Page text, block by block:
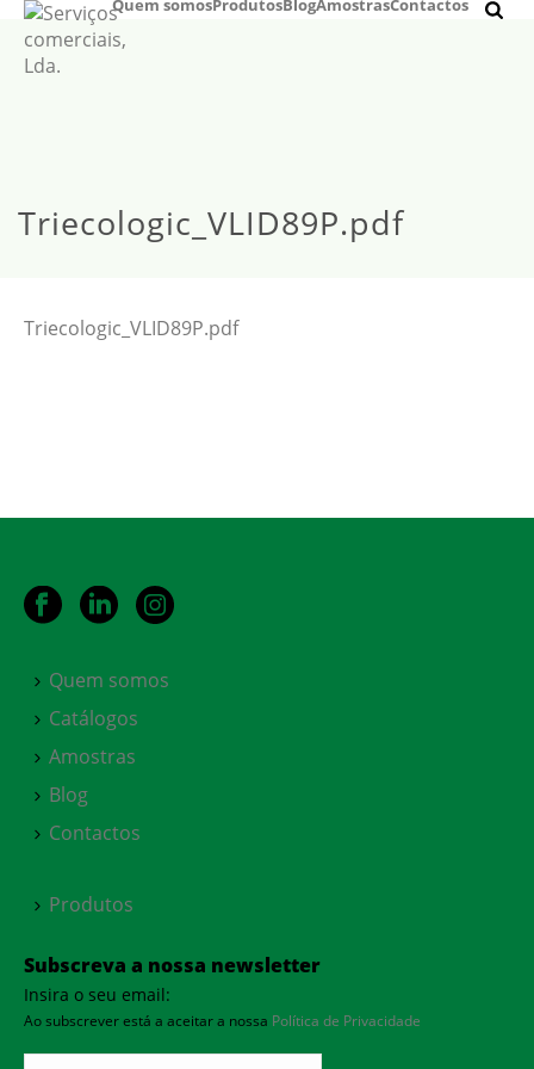
Quem somosProdutosBlogAmostrasContactos
Triecologic_VLID89P.pdf
Triecologic_VLID89P.pdf
Quem somos
Catálogos
Amostras
Blog
Contactos
Produtos
Subscreva a nossa newsletter
Insira o seu email:
Ao subscrever está a aceitar a nossa Política de Privacidade